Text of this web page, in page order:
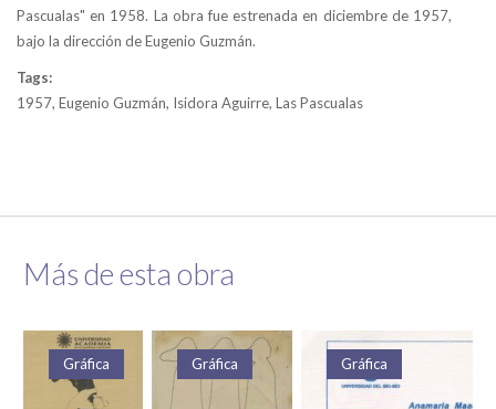
Pascualas" en 1958. La obra fue estrenada en diciembre de 1957,
bajo la dirección de Eugenio Guzmán.
Tags:
1957, Eugenio Guzmán, Isidora Aguirre, Las Pascualas
Más de esta obra
Gráfica Gráfica Gráfica